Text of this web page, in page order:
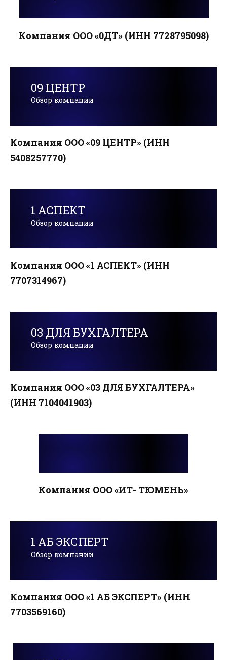
Компания ООО «0ДТ» (ИНН 7728795098)
09 ЦЕНТР
Обзор компании
Компания ООО «09 ЦЕНТР» (ИНН
5408257770)
1 АСПЕКТ
Обзор компании
Компания ООО «1 АСПЕКТ» (ИНН
7707314967)
03 ДЛЯ БУХГАЛТЕРА
Обзор компании
Компания ООО «03 ДЛЯ БУХГАЛТЕРА»
(ИНН 7104041903)
Компания ООО «ИТ- ТЮМЕНЬ»
1 АБ ЭКСПЕРТ
Обзор компании
Компания ООО «1 АБ ЭКСПЕРТ» (ИНН
7703569160)